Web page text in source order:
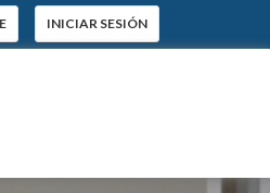
INICIAR SESIÓN